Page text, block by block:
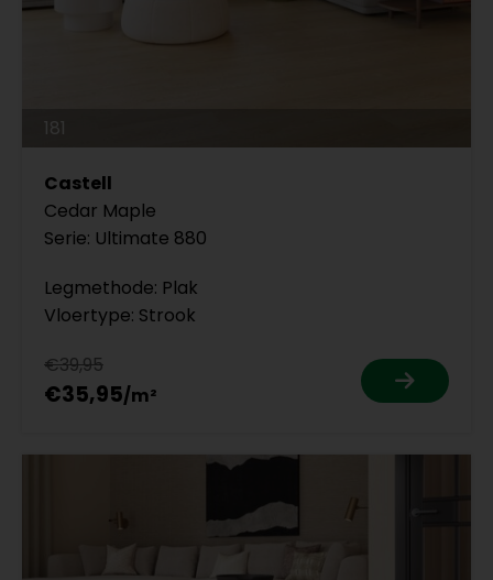
181
Castell
Cedar Maple
Serie: Ultimate 880
Legmethode: Plak
Vloertype: Strook
€39,95
€35,95